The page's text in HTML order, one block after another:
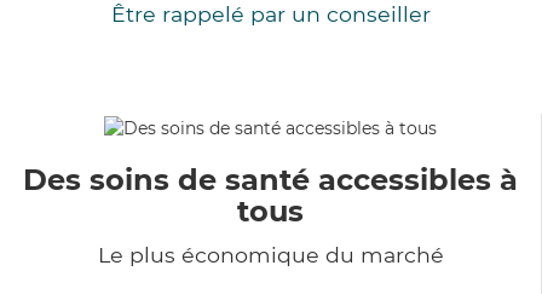
Être rappelé par un conseiller
Des soins de santé accessibles à
tous
Le plus économique du marché